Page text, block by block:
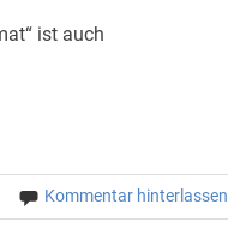
ist auch
Kommentar hinterlassen